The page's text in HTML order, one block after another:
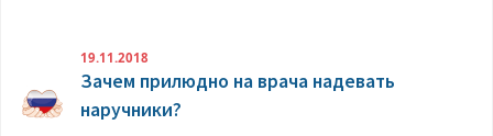
19.11.2018
Зачем прилюдно на врача надевать
наручники?